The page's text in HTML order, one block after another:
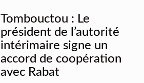
Tombouctou : Le
président de l’autorité
intérimaire signe un
accord de coopération
avec Rabat